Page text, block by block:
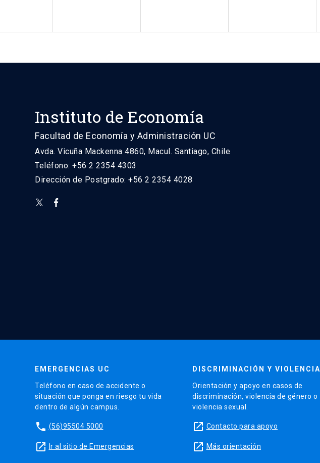
Instituto de Economía
Facultad de Economía y Administración UC
Avda. Vicuña Mackenna 4860, Macul. Santiago, Chile
Teléfono: +56 2 2354 4303
Dirección de Postgrado: +56 2 2354 4028
EMERGENCIAS UC
Teléfono en caso de accidente o
situación que ponga en riesgo tu vida
dentro de algún campus.
phone (56)95504 5000
launch Ir al sitio de Emergencias
DISCRIMINACIÓN Y VIOLENCIA
Orientación y apoyo en casos de
discriminación, violencia de género o
violencia sexual.
launch Contacto para apoyo
launch Más orientación